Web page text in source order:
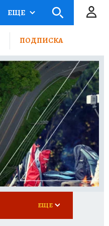
ЕЩЕ
ПОДПИСКА
ЕЩЕ